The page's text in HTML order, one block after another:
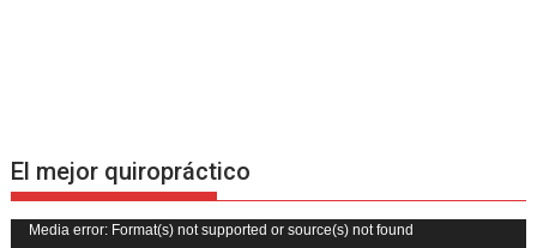
El mejor quiropráctico
Reproductor
Media error: Format(s) not supported or source(s) not found